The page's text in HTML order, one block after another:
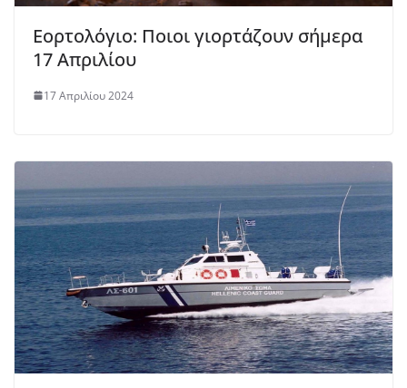
Εορτολόγιο: Ποιοι γιορτάζουν σήμερα
17 Απριλίου
17 Απριλίου 2024